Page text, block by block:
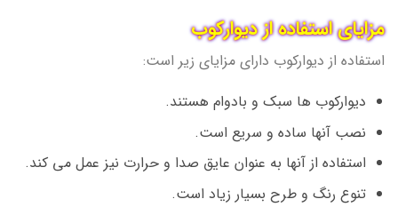
مزایای استفاده از دیوارکوب
استفاده از دیوارکوب دارای مزایای زیر است:
دیوارکوب ها سبک و بادوام هستند.
نصب آنها ساده و سریع است.
استفاده از آنها به عنوان عایق صدا و حرارت نیز عمل می کند.
تنوع رنگ و طرح بسیار زیاد است.